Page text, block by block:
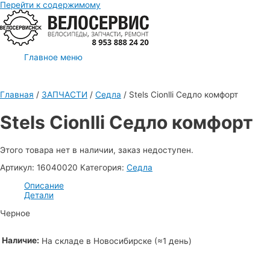
Перейти к содержимому
Главное меню
Главная / ЗАПЧАСТИ / Седла / Stels Cionlli Седло комфорт
Stels Cionlli Седло комфорт
Этого товара нет в наличии, заказ недоступен.
Артикул: 16040020 Категория: Седла
Описание
Детали
Черное
Наличие: На складе в Новосибирске (≈1 день)